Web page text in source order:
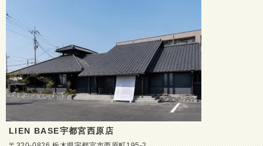
LIEN BASE宇都宮西原店